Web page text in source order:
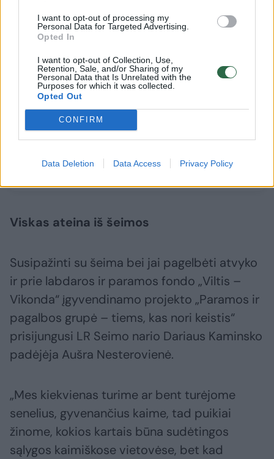
I want to opt-out of processing my
Personal Data for Targeted Advertising.
Opted In
I want to opt-out of Collection, Use,
Retention, Sale, and/or Sharing of my
Personal Data that Is Unrelated with the
Purposes for which it was collected.
Opted Out
CONFIRM
Data Deletion Data Access Privacy Policy
Valkatos pagailėjęs kaimo
šviesuolis neįsivaizdavo, koks
siaubas jo laukia
–
Viskas ateina iš šeimos
Susipažinti su šeima bei jai pagelbėti atvyko
ir prie labdaros ir paramos fondo „Viltis –
Vikonda“ įgyvendinamo projekto „Paramos ir
pagalbos grupė – tiems, kas nori keistis“
prisijungusi LR Seimo nario Dariaus Kaminsko
padėjėja Aušra Nesterovienė.
„Mes kiekvienas turime ar bent turėjome
senelius, gyvenančius kaime, tad puikiai
žinome, kokios kartais būna sudėtingos
sąlygos kaimiškose vietovėse, bet kad